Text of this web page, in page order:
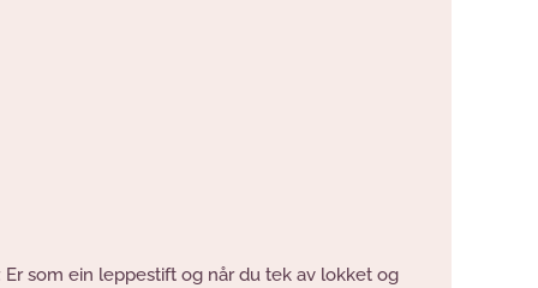
Er som ein leppestift og når du tek av lokket og